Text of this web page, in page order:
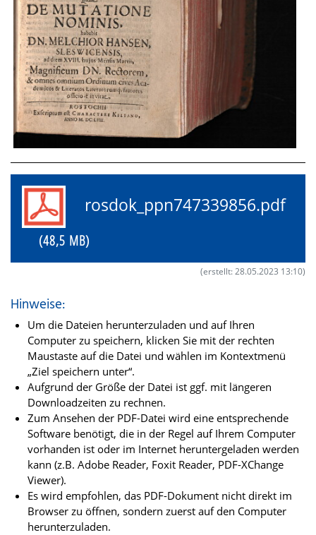
rosdok_ppn747339856.pdf
(48,5 MB)
(erstellt: 28.05.2023 13:10)
Hinweise:
Um die Dateien herunterzuladen und auf Ihren
Computer zu speichern, klicken Sie mit der rechten
Maustaste auf die Datei und wählen im Kontextmenü
„Ziel speichern unter“.
Aufgrund der Größe der Datei ist ggf. mit längeren
Downloadzeiten zu rechnen.
Zum Ansehen der PDF-Datei wird eine entsprechende
Software benötigt, die in der Regel auf Ihrem Computer
vorhanden ist oder im Internet heruntergeladen werden
kann (z.B. Adobe Reader, Foxit Reader, PDF-XChange
Viewer).
Es wird empfohlen, das PDF-Dokument nicht direkt im
Browser zu öffnen, sondern zuerst auf den Computer
herunterzuladen.